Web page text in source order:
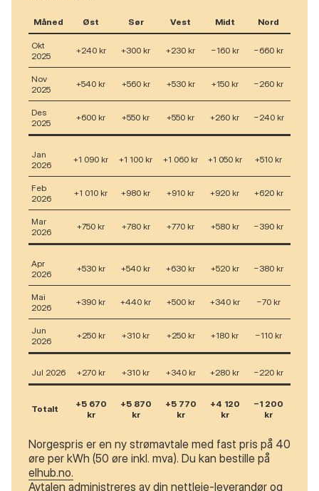
Måned Øst Sør Vest Midt Nord
Okt
2025
+240 kr +300 kr +230 kr −160 kr −660 kr
Nov
2025
+540 kr +560 kr +530 kr +150 kr −260 kr
Des
2025
+600 kr +550 kr +550 kr +260 kr −240 kr
Jan
2026
+1 090 kr +1 100 kr +1 060 kr +1 050 kr +510 kr
Feb
2026
+1 010 kr +980 kr +910 kr +920 kr +620 kr
Mar
2026
+750 kr +780 kr +770 kr +580 kr −390 kr
Apr
2026
+530 kr +540 kr +630 kr +520 kr −380 kr
Mai
2026
+390 kr +440 kr +500 kr +340 kr −70 kr
Jun
2026
+250 kr +310 kr +250 kr +180 kr −110 kr
Jul 2026 +270 kr +310 kr +340 kr +280 kr −220 kr
Totalt
+5 670
kr
+5 870
kr
+5 770
kr
+4 120
kr
−1 200
kr
Norgespris er en ny strømavtale med fast pris på 40
øre per kWh (50 øre inkl. mva). Du kan bestille på
elhub.no.
Avtalen administreres av din nettleie-leverandør og